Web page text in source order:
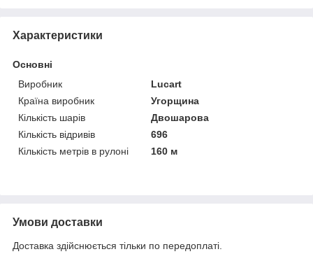
Характеристики
Основні
Виробник
Lucart
Країна виробник
Угорщина
Кількість шарів
Двошарова
Кількість відривів
696
Кількість метрів в рулоні
160 м
Умови доставки
Доставка здійснюється тільки по передоплаті.